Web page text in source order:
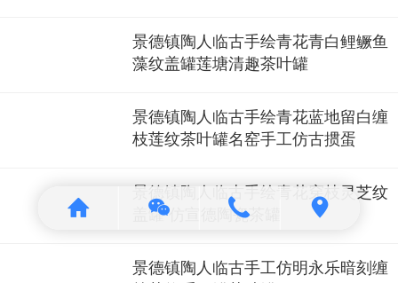
景德镇陶人临古手绘青花青白鲤鳜鱼
藻纹盖罐莲塘清趣茶叶罐
景德镇陶人临古手绘青花蓝地留白缠
枝莲纹茶叶罐名窑手工仿古掼蛋
景德镇陶人临古手绘青花穿枝灵芝纹
盖罐 仿宣德陶瓷茶罐
景德镇陶人临古手工仿明永乐暗刻缠